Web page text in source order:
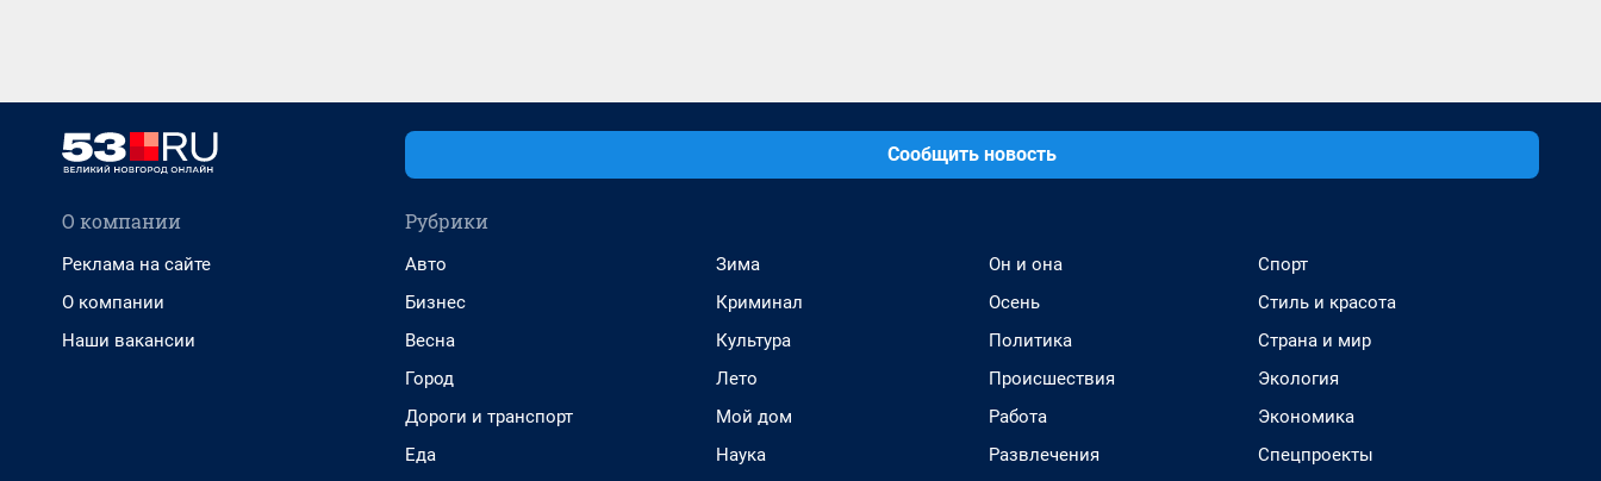
Сообщить новость
О компании
Реклама на сайте
О компании
Наши вакансии
Рубрики
Авто
Бизнес
Весна
Город
Дороги и транспорт
Еда
Зима
Криминал
Культура
Лето
Мой дом
Наука
Он и она
Осень
Политика
Происшествия
Работа
Развлечения
Спорт
Стиль и красота
Страна и мир
Экология
Экономика
Спецпроекты